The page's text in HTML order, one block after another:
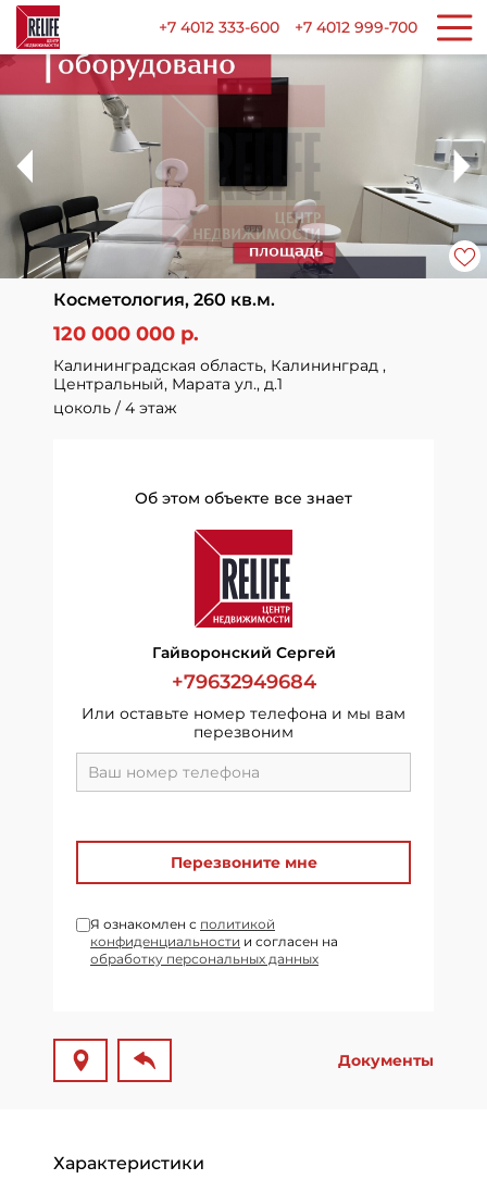
+7 4012 333-600 +7 4012 999-700
Косметология, 260 кв.м.
120 000 000 р.
Калининградская область, Калининград ,
Центральный, Марата ул., д.1
цоколь / 4 этаж
Об этом объекте все знает
Гайворонский Сергей
+79632949684
Или оставьте номер телефона и мы вам
перезвоним
Перезвоните мне
Я ознакомлен с политикой
конфиденциальности и согласен на
обработку персональных данных
Документы
Характеристики